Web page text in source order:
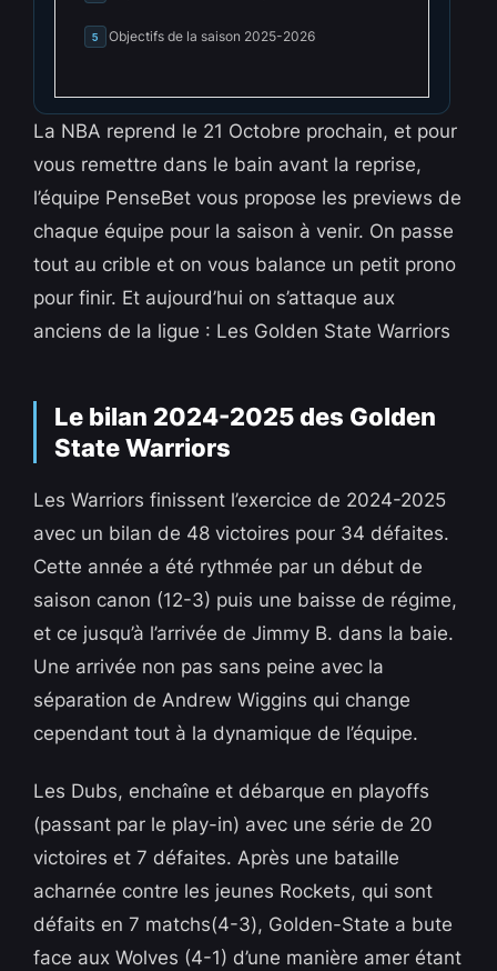
5 Objectifs de la saison 2025-2026
La NBA reprend le 21 Octobre prochain, et pour
vous remettre dans le bain avant la reprise,
l’équipe PenseBet vous propose les previews de
chaque équipe pour la saison à venir. On passe
tout au crible et on vous balance un petit prono
pour finir. Et aujourd’hui on s’attaque aux
anciens de la ligue : Les Golden State Warriors
Le bilan 2024-2025 des Golden
State Warriors
Les Warriors finissent l’exercice de 2024-2025
avec un bilan de 48 victoires pour 34 défaites.
Cette année a été rythmée par un début de
saison canon (12-3) puis une baisse de régime,
et ce jusqu’à l’arrivée de Jimmy B. dans la baie.
Une arrivée non pas sans peine avec la
séparation de Andrew Wiggins qui change
cependant tout à la dynamique de l’équipe.
Les Dubs, enchaîne et débarque en playoffs
(passant par le play-in) avec une série de 20
victoires et 7 défaites. Après une bataille
acharnée contre les jeunes Rockets, qui sont
défaits en 7 matchs(4-3), Golden-State a bute
face aux Wolves (4-1) d’une manière amer étant